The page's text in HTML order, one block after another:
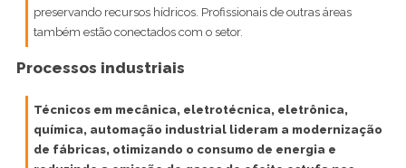
preservando recursos hídricos. Profissionais de outras áreas
também estão conectados com o setor.
Processos industriais
Técnicos em mecânica, eletrotécnica, eletrônica,
química, automação industrial lideram a modernização
de fábricas, otimizando o consumo de energia e